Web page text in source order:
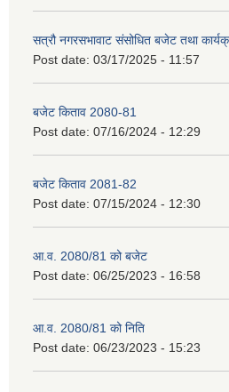
सत्रौ नगरसभावाट संसोधित बजेट तथा
Post date: 03/17/2025 - 11:57
बजेट किताव 2080-81
Post date: 07/16/2024 - 12:29
बजेट किताव 2081-82
Post date: 07/15/2024 - 12:30
आ.व. 2080/81 को बजेट
Post date: 06/25/2023 - 16:58
आ.व. 2080/81 को निति
Post date: 06/23/2023 - 15:23